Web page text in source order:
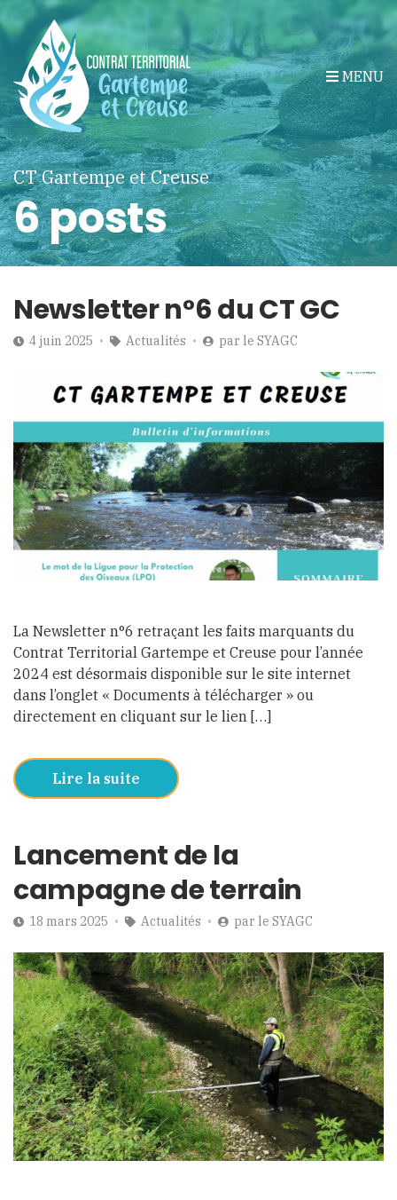
MENU
CT Gartempe et Creuse
6 posts
Newsletter n°6 du CT GC
4 juin 2025 Actualités par le SYAGC
La Newsletter n°6 retraçant les faits marquants du
Contrat Territorial Gartempe et Creuse pour l’année
2024 est désormais disponible sur le site internet
dans l’onglet « Documents à télécharger » ou
directement en cliquant sur le lien […]
Lire la suite
Lancement de la
campagne de terrain
18 mars 2025 Actualités par le SYAGC